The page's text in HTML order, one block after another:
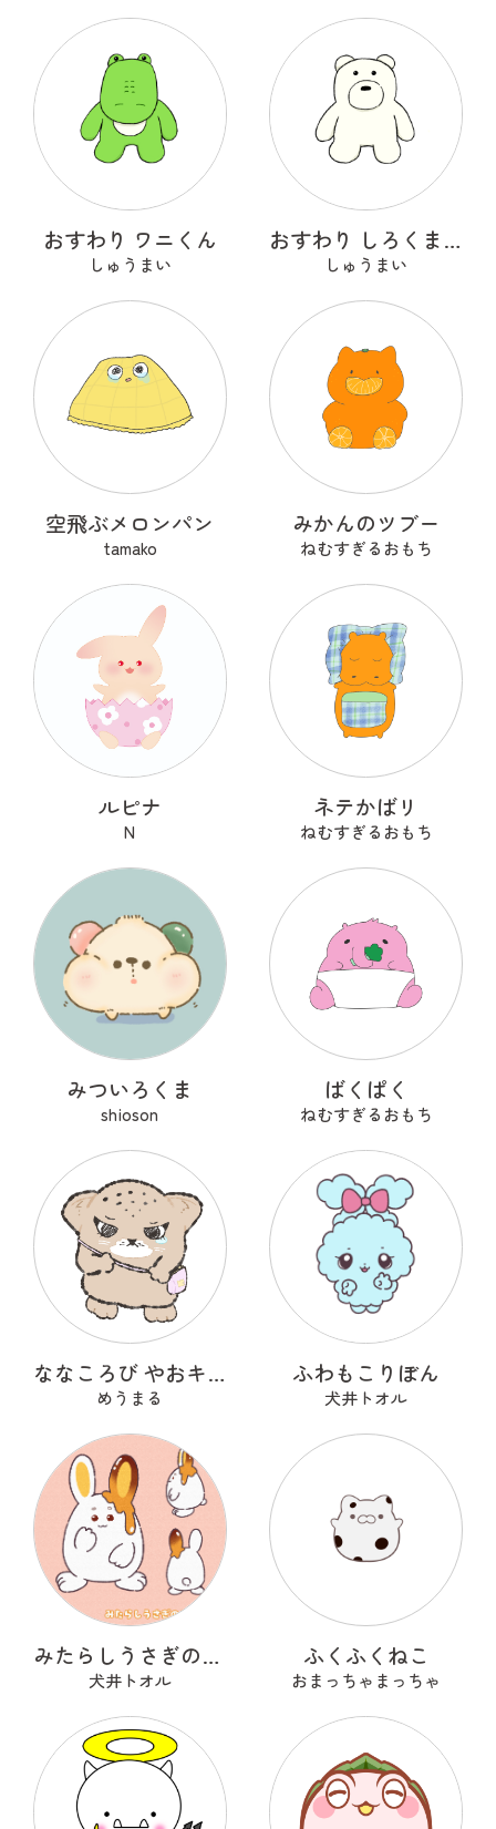
おすわり ワニくん
しゅうまい
おすわり しろくまくん
しゅうまい
空飛ぶメロンパン
tamako
みかんのツブー
ねむすぎるおもち
ルピナ
N
ネテかばリ
ねむすぎるおもち
みついろくま
shioson
ばくぱく
ねむすぎるおもち
ななころび やおキング
めうまる
ふわもこりぼん
犬井トオル
みたらしうさぎのしらたま
犬井トオル
ふくふくねこ
おまっちゃまっちゃ